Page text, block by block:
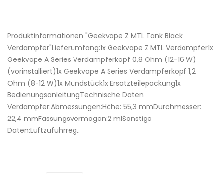
Produktinformationen "Geekvape Z MTL Tank Black
Verdampfer"Lieferumfang:1x Geekvape Z MTL Verdampfer1x
Geekvape A Series Verdampferkopf 0,8 Ohm (12-16 W)
(vorinstalliert)1x Geekvape A Series Verdampferkopf 1,2
Ohm (8-12 W)1x Mundstück1x Ersatzteilepackung1x
BedienungsanleitungTechnische Daten
Verdampfer:Abmessungen:​Höhe: 55,3 mmDurchmesser:
22,4 mmFassungsvermögen:2 mlSonstige
Daten:Luftzufuhrreg..